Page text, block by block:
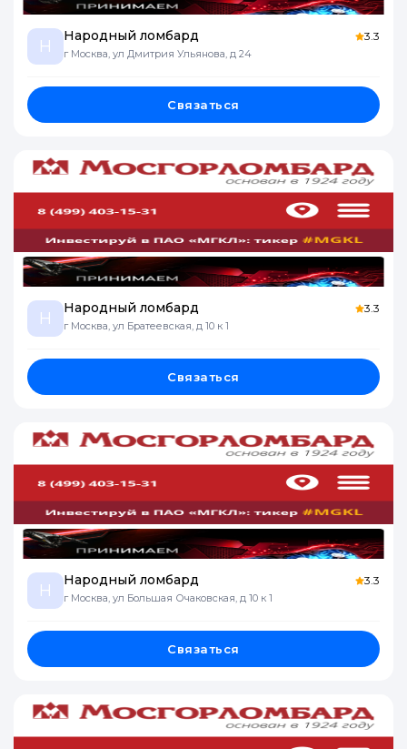
Н
Народный ломбард
г Москва, ул Дмитрия Ульянова, д 24
3.3
Связаться
Н
Народный ломбард
г Москва, ул Братеевская, д 10 к 1
3.3
Связаться
Н
Народный ломбард
г Москва, ул Большая Очаковская, д 10 к 1
3.3
Связаться